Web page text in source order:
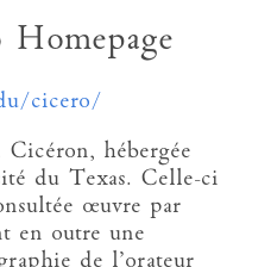
cicero/
hébergée
du Texas. Celle-ci
œuvre par
en outre une
de l’orateur